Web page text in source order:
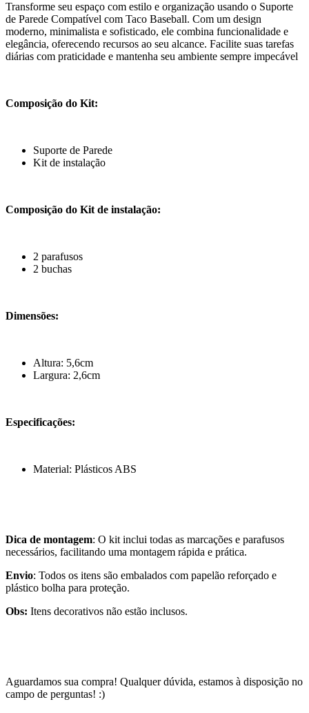
Transforme seu espaço com estilo e organização usando o Suporte
de Parede Compatível com Taco Baseball. Com um design
moderno, minimalista e sofisticado, ele combina funcionalidade e
elegância, oferecendo recursos ao seu alcance. Facilite suas tarefas
diárias com praticidade e mantenha seu ambiente sempre impecável
Composição do Kit:
Suporte de Parede
Kit de instalação
Composição do Kit de instalação:
2 parafusos
2 buchas
Dimensões:
Altura: 5,6cm
Largura: 2,6cm
Especificações:
Material: Plásticos ABS
Dica de montagem: O kit inclui todas as marcações e parafusos
necessários, facilitando uma montagem rápida e prática.
Envio: Todos os itens são embalados com papelão reforçado e
plástico bolha para proteção.
Obs: Itens decorativos não estão inclusos.
Aguardamos sua compra! Qualquer dúvida, estamos à disposição no
campo de perguntas! :)